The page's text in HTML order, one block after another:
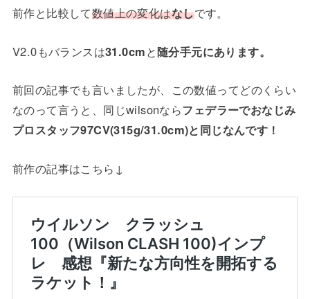
前作と比較して数値上の変化はなしです。
V2.0もバランスは31.0cmと随分手元にあります。
前回の記事でも言いましたが、この数値ってどのくらい
なのって言うと、同じwilsonならフェデラーでおなじみ
プロスタッフ97CV(315g/31.0cm)と同じなんです！
前作の記事はこちら↓